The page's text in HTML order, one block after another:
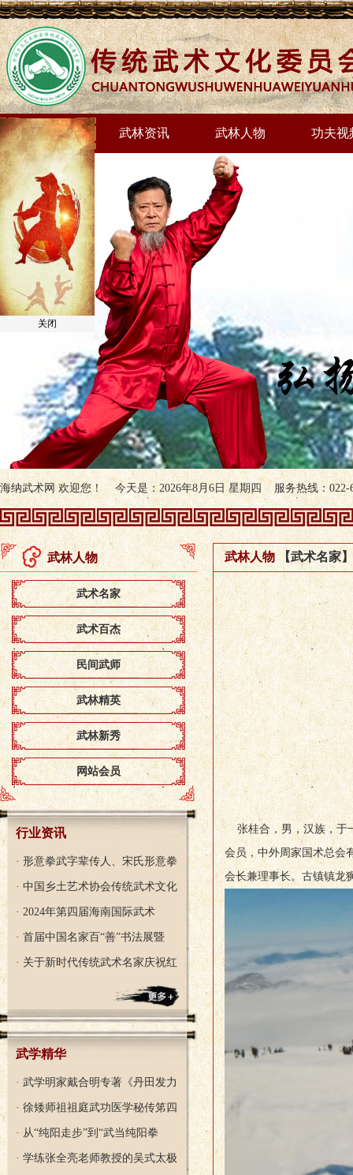
网站首页 武林资讯 武林人物 功夫视
海纳武术网 欢迎您！ 今天是：2026年8月6日 星期四 服务热线：022-
武林人物
武术名家
武术百杰
民间武师
武林精英
武林新秀
网站会员
行业资讯
· 形意拳武字辈传人、宋氏形意拳
· 中国乡土艺术协会传统武术文化
· 2024年第四届海南国际武术
· 首届中国名家百“善”书法展暨
· 关于新时代传统武术名家庆祝红
武学精华
· 武学明家戴合明专著《丹田发力
· 徐矮师祖祖庭武功医学秘传笫四
· 从“纯阳走步”到“武当纯阳拳
· 学练张全亮老师教授的吴式太极
武林人物【武术名家】
张桂合，男，汉族，于
会员，中外周家国术总会
会长兼理事长。古镇镇龙
关闭